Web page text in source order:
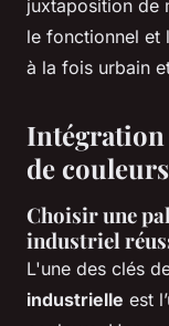
juxtaposition de
le fonctionnel et
à la fois urbain
Intégration
de couleurs
Choisir une
industriel
L'une des clés
industrielle est